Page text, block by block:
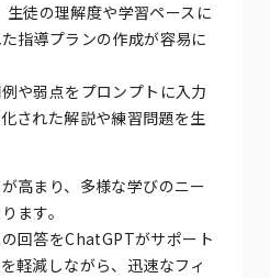
徒の理解度や学習ペースに
指導プランの作成が容易に
や弱点をプロンプトに入力
された解説や練習問題を生
高まり、多様な学びのニー
ます。
回答をChatGPTがサポート
軽減しながら、迅速なフィ